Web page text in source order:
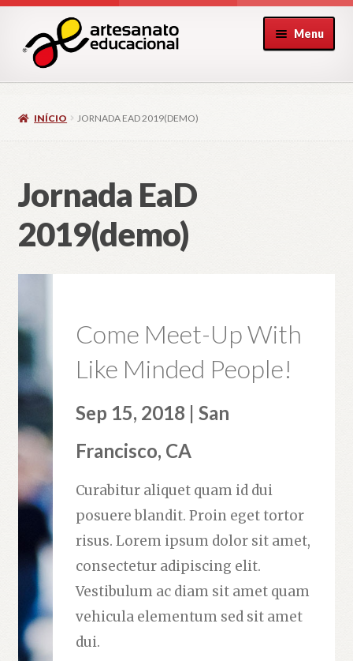
para
navegação
para
conteúdo
Menu
INÍCIO JORNADA EAD 2019(DEMO)
Jornada EaD
2019(demo)
Come Meet-Up With
Like Minded People!
Sep 15, 2018 | San
Francisco, CA
Curabitur aliquet quam id dui
posuere blandit. Proin eget tortor
risus. Lorem ipsum dolor sit amet,
consectetur adipiscing elit.
Vestibulum ac diam sit amet quam
vehicula elementum sed sit amet
dui.